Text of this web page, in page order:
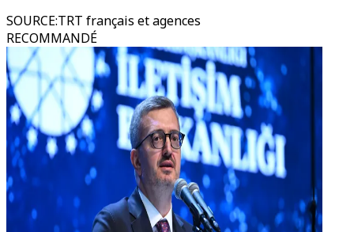
SOURCE:TRT français et agences
RECOMMANDÉ